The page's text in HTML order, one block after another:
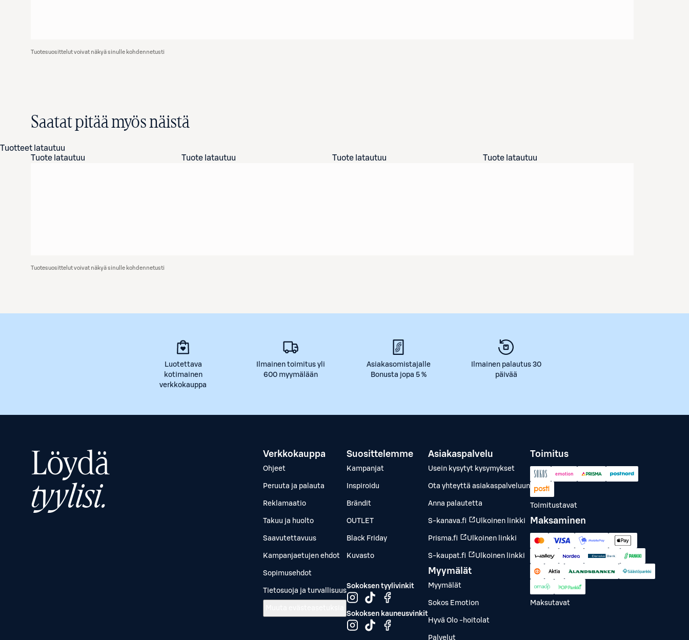
Tuotesuosittelut voivat näkyä sinulle kohdennetusti
Saatat pitää myös näistä
Tuotteet latautuu
Tuote latautuu
Tuote latautuu Tuote latautuu Tuote latautuu
Tuotesuosittelut voivat näkyä sinulle kohdennetusti
Luotettava
kotimainen
verkkokauppa
Ilmainen toimitus yli
600 myymälään
Asiakasomistajalle
Bonusta jopa 5 %
Ilmainen palautus 30
päivää
Löydä
tyylisi.
Verkkokauppa
Ohjeet
Peruuta ja palauta
Reklamaatio
Takuu ja huolto
Saavutettavuus
Kampanjaetujen ehdot
Sopimusehdot
Tietosuoja ja turvallisuus
Suosittelemme
Kampanjat
Inspiroidu
Brändit
OUTLET
Black Friday
Kuvasto
Sokoksen tyylivinkit
Sokoksen kauneusvinkit
Asiakaspalvelu
Usein kysytyt kysymykset
Ota yhteyttä asiakaspalveluun
Anna palautetta
S-kanava.fi Ulkoinen linkki
Prisma.fi Ulkoinen linkki
S-kaupat.fi Ulkoinen linkki
Myymälät
Myymälät
Sokos Emotion
Hyvä Olo -hoitolat
Palvelut
Toimitus
Toimitustavat
Maksaminen
Maksutavat